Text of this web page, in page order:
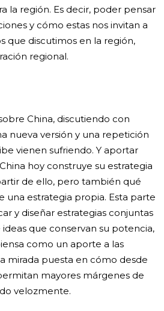
la región. Es decir, poder pensar
y cómo estas nos invitan a
que discutimos en la región,
regional.
China, discutiendo con
nueva versión y una repetición
vienen sufriendo. Y aportar
hoy construye su estrategia
de ello, pero también qué
una estrategia propia. Esta parte
y diseñar estrategias conjuntas
que conservan su potencia,
como un aporte a las
mirada puesta en cómo desde
mayores márgenes de
velozmente.